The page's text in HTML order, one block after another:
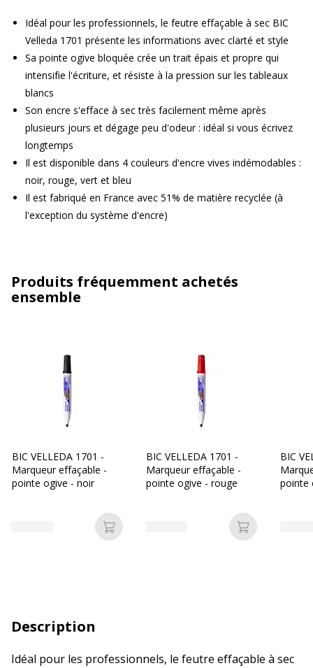
Idéal pour les professionnels, le feutre effaçable à sec BIC
Velleda 1701 présente les informations avec clarté et style
Sa pointe ogive bloquée crée un trait épais et propre qui
intensifie l'écriture, et résiste à la pression sur les tableaux
blancs
Son encre s'efface à sec très facilement même après
plusieurs jours et dégage peu d'odeur : idéal si vous écrivez
longtemps
Il est disponible dans 4 couleurs d'encre vives indémodables :
noir, rouge, vert et bleu
Il est fabriqué en France avec 51% de matière recyclée (à
l'exception du système d'encre)
Produits fréquemment achetés
ensemble
BIC VELLEDA 1701 -
Marqueur effaçable -
pointe ogive - noir
Ajouter au panier
BIC VELLEDA 1701 -
Marqueur effaçable -
pointe ogive - rouge
Ajouter au
BIC
pointe
Description
Idéal pour les professionnels, le feutre effaçable à sec